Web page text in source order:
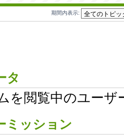
期間内表示:
タ
を閲覧中のユー
ミッション